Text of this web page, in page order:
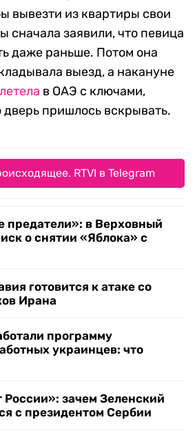
вывезти из квартиры свои
сначала заявили, что певица
даже раньше. Потом она
выезд, а накануне
в ОАЭ с ключами,
пришлось вскрывать.
RTVI в Telegram
предатели»: в Верховный
о снятии «Яблока» с
готовится к атаке со
Ирана
программу
украинцев: что
России»: зачем Зеленский
с президентом Сербии